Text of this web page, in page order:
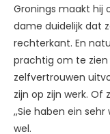
Gronings maakt hij
dame duidelijk dat
rechterkant. En
prachtig om te zien
zelfvertrouwen
zijn op zijn werk.
,,Sie haben ein
wel.